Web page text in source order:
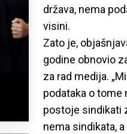
država, nema
visini.
Zato je,
godine obnovio
za rad medija.
podataka o tome
postoje sindikati
nema sindikata,